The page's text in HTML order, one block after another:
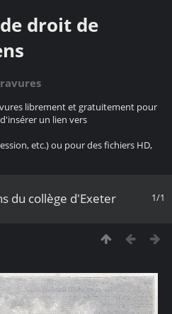
droit de
librement et gratuitement pour
un lien vers
etc.) ou pour des fichiers HD,
1/1
du collège d'Exeter